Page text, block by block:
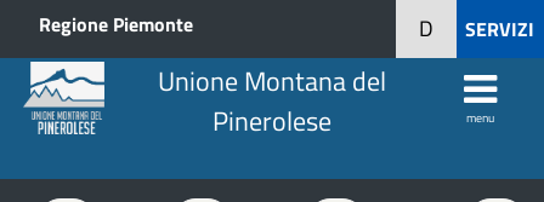
Regione Piemonte SERVIZI
D
Unione Montana del
Pinerolese
menu